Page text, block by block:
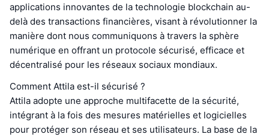
applications innovantes de la technologie blockchain au-
delà des transactions financières, visant à révolutionner la
manière dont nous communiquons à travers la sphère
numérique en offrant un protocole sécurisé, efficace et
décentralisé pour les réseaux sociaux mondiaux.
Comment Attila est-il sécurisé ?
Attila adopte une approche multifacette de la sécurité,
intégrant à la fois des mesures matérielles et logicielles
pour protéger son réseau et ses utilisateurs. La base de la